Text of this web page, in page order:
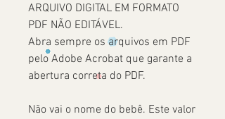
ARQUIVO DIGITAL EM FORMATO
PDF NÃO EDITÁVEL.
Abra sempre os arquivos em PDF
pelo Adobe Acrobat que garante a
abertura correta do PDF.
Não vai o nome do bebê. Este valor